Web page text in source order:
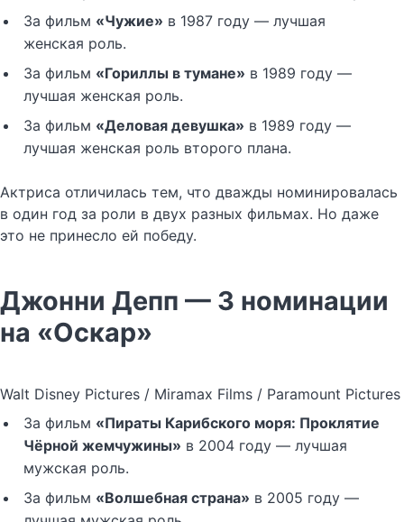
За фильм «Чужие» в 1987 году — лучшая
женская роль.
За фильм «Гориллы в тумане» в 1989 году —
лучшая женская роль.
За фильм «Деловая девушка» в 1989 году —
лучшая женская роль второго плана.
Актриса отличилась тем, что дважды номинировалась
в один год за роли в двух разных фильмах. Но даже
это не принесло ей победу.
Джонни Депп — 3 номинации
на «Оскар»
Walt Disney Pictures / Miramax Films / Paramount Pictures
За фильм «Пираты Карибского моря: Проклятие
Чёрной жемчужины» в 2004 году — лучшая
мужская роль.
За фильм «Волшебная страна» в 2005 году —